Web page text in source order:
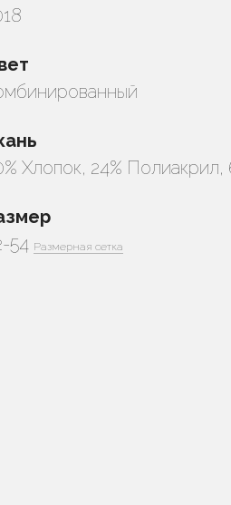
Хлопок, 24% Полиакрил,
54 Размерная сетка